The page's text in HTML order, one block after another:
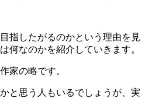
指したがるのかという理由を見
何なのかを紹介していきます。
家の略です。
と思う人もいるでしょうが、実